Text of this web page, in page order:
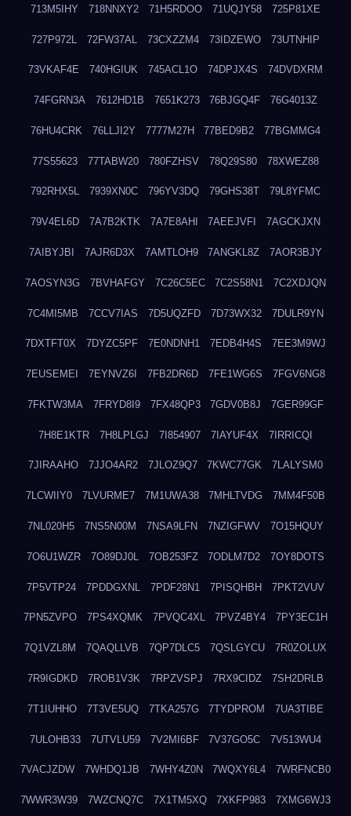
713M5IHY 718NNXY2 71H5RDOO 71UQJY58 725P81XE
727P972L 72FW37AL 73CXZZM4 73IDZEWO 73UTNHIP
73VKAF4E 740HGIUK 745ACL1O 74DPJX4S 74DVDXRM
74FGRN3A 7612HD1B 7651K273 76BJGQ4F 76G4013Z
76HU4CRK 76LLJI2Y 7777M27H 77BED9B2 77BGMMG4
77S55623 77TABW20 780FZHSV 78Q29S80 78XWEZ88
792RHX5L 7939XN0C 796YV3DQ 79GHS38T 79L8YFMC
79V4EL6D 7A7B2KTK 7A7E8AHI 7AEEJVFI 7AGCKJXN
7AIBYJBI 7AJR6D3X 7AMTLOH9 7ANGKL8Z 7AOR3BJY
7AOSYN3G 7BVHAFGY 7C26C5EC 7C2S58N1 7C2XDJQN
7C4MI5MB 7CCV7IAS 7D5UQZFD 7D73WX32 7DULR9YN
7DXTFT0X 7DYZC5PF 7E0NDNH1 7EDB4H4S 7EE3M9WJ
7EUSEMEI 7EYNVZ6I 7FB2DR6D 7FE1WG6S 7FGV6NG8
7FKTW3MA 7FRYD8I9 7FX48QP3 7GDV0B8J 7GER99GF
7H8E1KTR 7H8LPLGJ 7I854907 7IAYUF4X 7IRRICQI
7JIRAAHO 7JJO4AR2 7JLOZ9Q7 7KWC77GK 7LALYSM0
7LCWIIY0 7LVURME7 7M1UWA38 7MHLTVDG 7MM4F50B
7NL020H5 7NS5N00M 7NSA9LFN 7NZIGFWV 7O15HQUY
7O6U1WZR 7O89DJ0L 7OB253FZ 7ODLM7D2 7OY8DOTS
7P5VTP24 7PDDGXNL 7PDF28N1 7PISQHBH 7PKT2VUV
7PN5ZVPO 7PS4XQMK 7PVQC4XL 7PVZ4BY4 7PY3EC1H
7Q1VZL8M 7QAQLLVB 7QP7DLC5 7QSLGYCU 7R0ZOLUX
7R9IGDKD 7ROB1V3K 7RPZVSPJ 7RX9CIDZ 7SH2DRLB
7T1IUHHO 7T3VE5UQ 7TKA257G 7TYDPROM 7UA3TIBE
7ULOHB33 7UTVLU59 7V2MI6BF 7V37GO5C 7V513WU4
7VACJZDW 7WHDQ1JB 7WHY4Z0N 7WQXY6L4 7WRFNCB0
7WWR3W39 7WZCNQ7C 7X1TM5XQ 7XKFP983 7XMG6WJ3